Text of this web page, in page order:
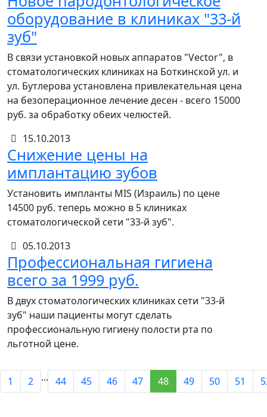
оборудование в клиниках "33-й
зуб"
В связи установкой новых аппаратов "Vector", в
стоматологических клиниках на Боткинской ул. и
ул. Бутлерова установлена привлекательная цена
на безоперационное лечение десен - всего 15000
руб. за обработку обеих челюстей.
15.10.2013
Снижение цены на
имплантацию зубов
Установить импланты MIS (Израиль) по цене
14500 руб. теперь можно в 5 клиниках
стоматологической сети "33-й зуб".
05.10.2013
Профессиональная гигиена
всего за 1999 руб.
В двух стоматологических клиниках сети "33-й
зуб" наши пациенты могут сделать
профессиональную гигиену полости рта по
льготной цене.
1 2 ... 44 45 46 47 48 49 50 51